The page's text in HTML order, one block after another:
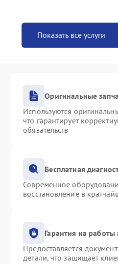
Показать все услуги
Оригинальные
Используются
что гарантирует
обязательств
Бесплатная
Современное
восстановление в
Гарантия на работы
Предоставляется
детали, что защищает